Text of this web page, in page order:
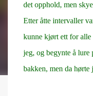
det opphold, men
Etter åtte intervaller
kunne kjørt ett for alle
jeg, og begynte å
bakken, men da